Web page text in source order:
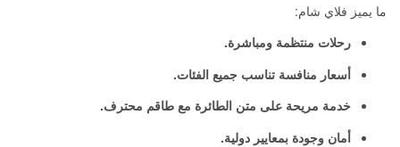
ما يميز فلاي شام:
رحلات منتظمة ومباشرة.
أسعار منافسة تناسب جميع الفئات.
خدمة مريحة على متن الطائرة مع طاقم محترف.
أمان وجودة بمعايير دولية.